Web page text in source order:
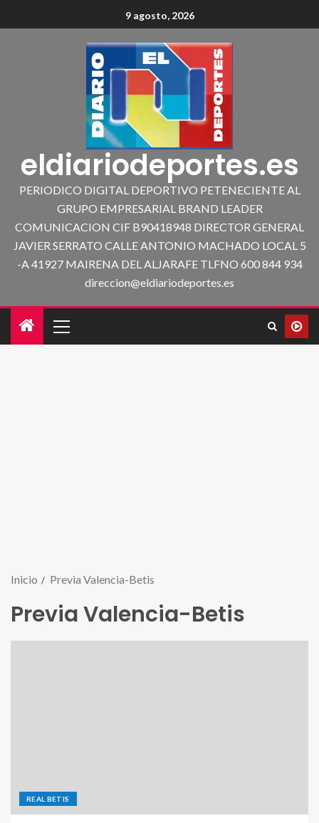
9 agosto, 2026
eldiariodeportes.es
PERIODICO DIGITAL DEPORTIVO PETENECIENTE AL
GRUPO EMPRESARIAL BRAND LEADER
COMUNICACION CIF B90418948 DIRECTOR GENERAL
JAVIER SERRATO CALLE ANTONIO MACHADO LOCAL 5
-A 41927 MAIRENA DEL ALJARAFE TLFNO 600 844 934
direccion@eldiariodeportes.es
Inicio Previa Valencia-Betis
Previa Valencia-Betis
REAL BETIS